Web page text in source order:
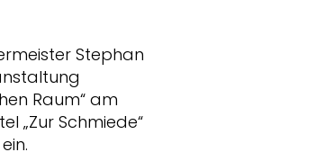
Stephan
Raum“ am
„Zur Schmiede“